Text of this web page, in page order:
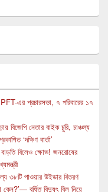
এর প্রচারসভা, ৭ পরিবারের ১৭
বিজেপি নেতার বাইক চুরি, চাঞ্চল্য
‘দক্ষিণ বার্তা’
বিলেও ক্ষোভ! জনরোষের
৩৮টি পাওয়ার উইডার বিতরণ
কেন?’— বর্ধিত বিদ্যুৎ বিল নিয়ে